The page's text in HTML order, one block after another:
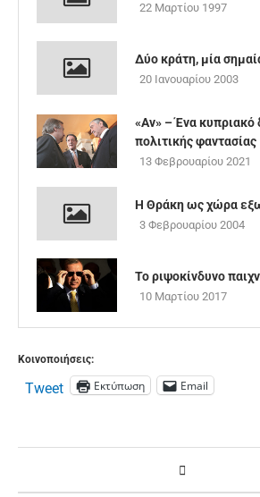
22 Μαρτίου 1997
Δύο κράτη, μία
20 Ιανουαρίου 2003
«Αν» – Ένα κυπριακό
πολιτικής φαντασίας
13 Φεβρουαρίου 2021
Η Θράκη ως χώρα
3 Φεβρουαρίου 2004
Το ριψοκίνδυνο
10 Μαρτίου 2017
Κοινοποιήσεις:
Tweet Εκτύπωση Email